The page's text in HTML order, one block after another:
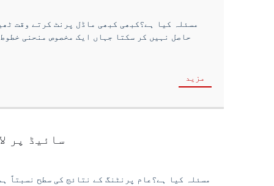
مسئلہ کیا ہے؟کبھی کبھی ماڈل پرنٹ کرتے وقت
حاصل نہیں کر سکتا جہاں ایک مخصوص منحنی
مزید
سائیڈ پر
مسئلہ کیا ہے؟عام پرنٹنگ کے نتائج کی سطح نسبتاً